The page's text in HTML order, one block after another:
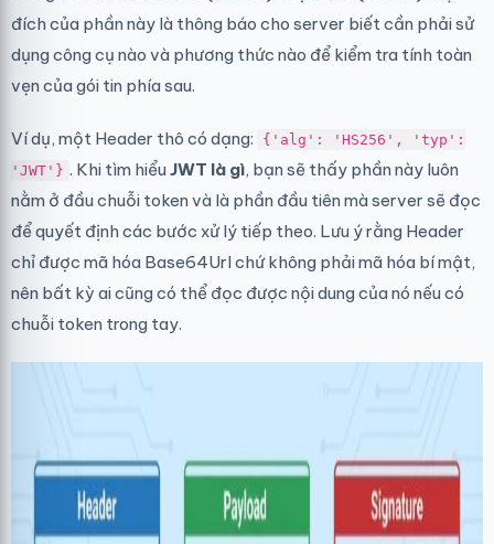
đích của phần này là thông báo cho server biết cần phải sử
dụng công cụ nào và phương thức nào để kiểm tra tính toàn
vẹn của gói tin phía sau.
Ví dụ, một Header thô có dạng:
{'alg': 'HS256', 'typ':
'JWT'} . Khi tìm hiểu JWT là gì, bạn sẽ thấy phần này luôn
nằm ở đầu chuỗi token và là phần đầu tiên mà server sẽ đọc
để quyết định các bước xử lý tiếp theo. Lưu ý rằng Header
chỉ được mã hóa Base64Url chứ không phải mã hóa bí mật,
nên bất kỳ ai cũng có thể đọc được nội dung của nó nếu có
chuỗi token trong tay.